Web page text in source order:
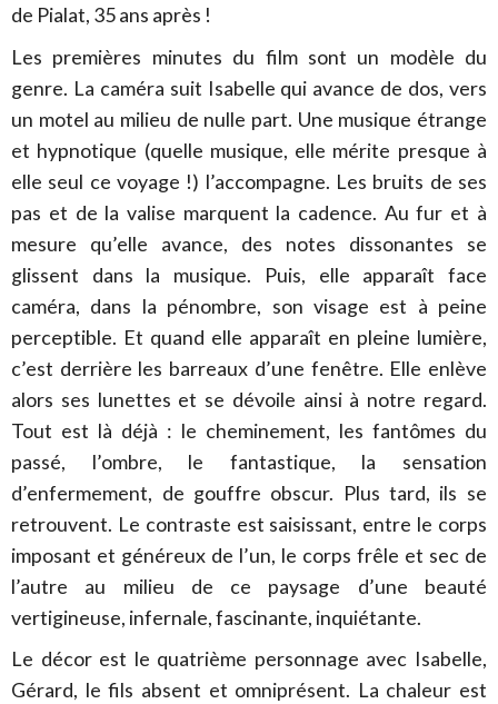
de Pialat, 35 ans après !
Les premières minutes du film sont un modèle du
genre. La caméra suit Isabelle qui avance de dos, vers
un motel au milieu de nulle part. Une musique étrange
et hypnotique (quelle musique, elle mérite presque à
elle seul ce voyage !) l’accompagne. Les bruits de ses
pas et de la valise marquent la cadence. Au fur et à
mesure qu’elle avance, des notes dissonantes se
glissent dans la musique. Puis, elle apparaît face
caméra, dans la pénombre, son visage est à peine
perceptible. Et quand elle apparaît en pleine lumière,
c’est derrière les barreaux d’une fenêtre. Elle enlève
alors ses lunettes et se dévoile ainsi à notre regard.
Tout est là déjà : le cheminement, les fantômes du
passé, l’ombre, le fantastique, la sensation
d’enfermement, de gouffre obscur. Plus tard, ils se
retrouvent. Le contraste est saisissant, entre le corps
imposant et généreux de l’un, le corps frêle et sec de
l’autre au milieu de ce paysage d’une beauté
vertigineuse, infernale, fascinante, inquiétante.
Le décor est le quatrième personnage avec Isabelle,
Gérard, le fils absent et omniprésent. La chaleur est